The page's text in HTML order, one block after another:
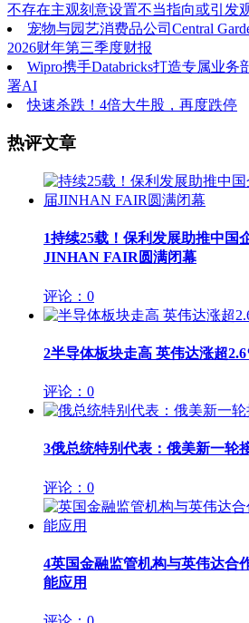
不存在主观刻意设置不当指向或引发
宠物与园艺消费品公司Central
2026财年第三季度财报
Wipro携手Databricks打造专属业务
署AI
快速杀跌！4倍大牛股，再度跌停
热评文章
1持续25载！保利发展助推中国
JINHAN FAIR圆满闭幕
评论：0
2半导体板块走高 英伟达涨超
评论：0
3俄总统特别代表：俄美新一轮
评论：0
4英国金融监管机构与英伟达合
能应用